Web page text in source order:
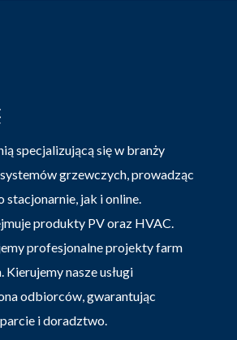
specjalizującą się w branży
grzewczych, prowadząc
stacjonarnie, jak i online.
produkty PV oraz HVAC.
profesjonalne projekty farm
nasze usługi
odbiorców, gwarantując
i doradztwo.